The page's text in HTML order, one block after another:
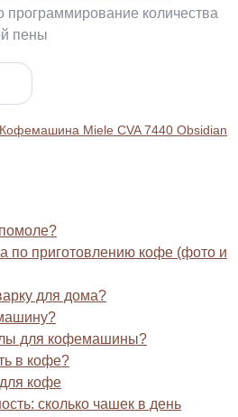
программирование количества
пены
Miele CVA 7440 Obsidian
по приготовлению кофе (фото и
для дома?
для кофемашины?
в кофе?
кофе
сколько чашек в день